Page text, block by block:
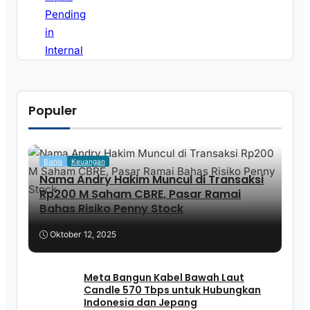
Populer
Bisnis Keuangan
Nama Andry Hakim Muncul di Transaksi
Rp200 M Saham CBRE, Pasar Ramai
Bahas Risiko Penny Stock
Oktober 12, 2025
Meta Bangun Kabel Bawah Laut
Candle 570 Tbps untuk Hubungkan
Indonesia dan Jepang